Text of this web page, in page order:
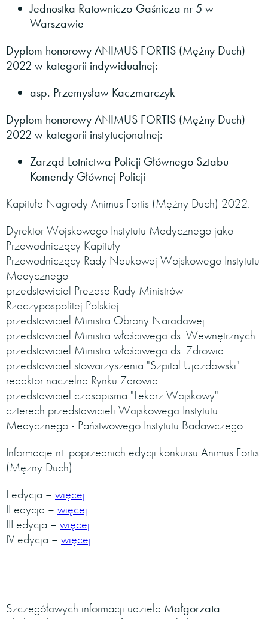
Jednostka Ratowniczo-Gaśnicza nr 5 w
Warszawie
Dyplom honorowy ANIMUS FORTIS (Mężny Duch)
2022 w kategorii indywidualnej:
asp. Przemysław Kaczmarczyk
Dyplom honorowy ANIMUS FORTIS (Mężny Duch)
2022 w kategorii instytucjonalnej:
Zarząd Lotnictwa Policji Głównego Sztabu
Komendy Głównej Policji
Kapituła Nagrody Animus Fortis (Mężny Duch) 2022:
Dyrektor Wojskowego Instytutu Medycznego jako
Przewodniczący Kapituły
Przewodniczący Rady Naukowej Wojskowego Instytutu
Medycznego
przedstawiciel Prezesa Rady Ministrów
Rzeczypospolitej Polskiej
przedstawiciel Ministra Obrony Narodowej
przedstawiciel Ministra właściwego ds. Wewnętrznych
przedstawiciel Ministra właściwego ds. Zdrowia
przedstawiciel stowarzyszenia "Szpital Ujazdowski"
redaktor naczelna Rynku Zdrowia
przedstawiciel czasopisma "Lekarz Wojskowy"
czterech przedstawicieli Wojskowego Instytutu
Medycznego - Państwowego Instytutu Badawczego
Informacje nt. poprzednich edycji konkursu Animus Fortis
(Mężny Duch):
I edycja – więcej
II edycja – więcej
III edycja – więcej
IV edycja – więcej
Szczegółowych informacji udziela Małgorzata